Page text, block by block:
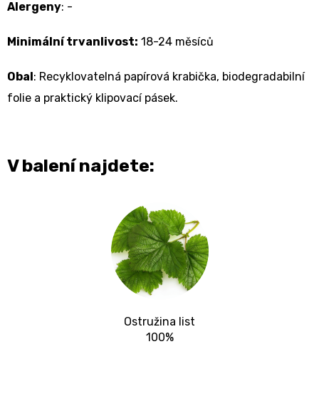
Alergeny: -
Minimální trvanlivost: 18-24 měsíců
Obal: Recyklovatelná papírová krabička, biodegradabilní
folie a praktický klipovací pásek.
V balení najdete:
Ostružina list
100%